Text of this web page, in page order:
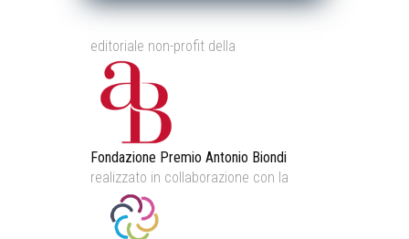
editoriale non-profit della
Fondazione Premio Antonio Biondi
realizzato in collaborazione con la